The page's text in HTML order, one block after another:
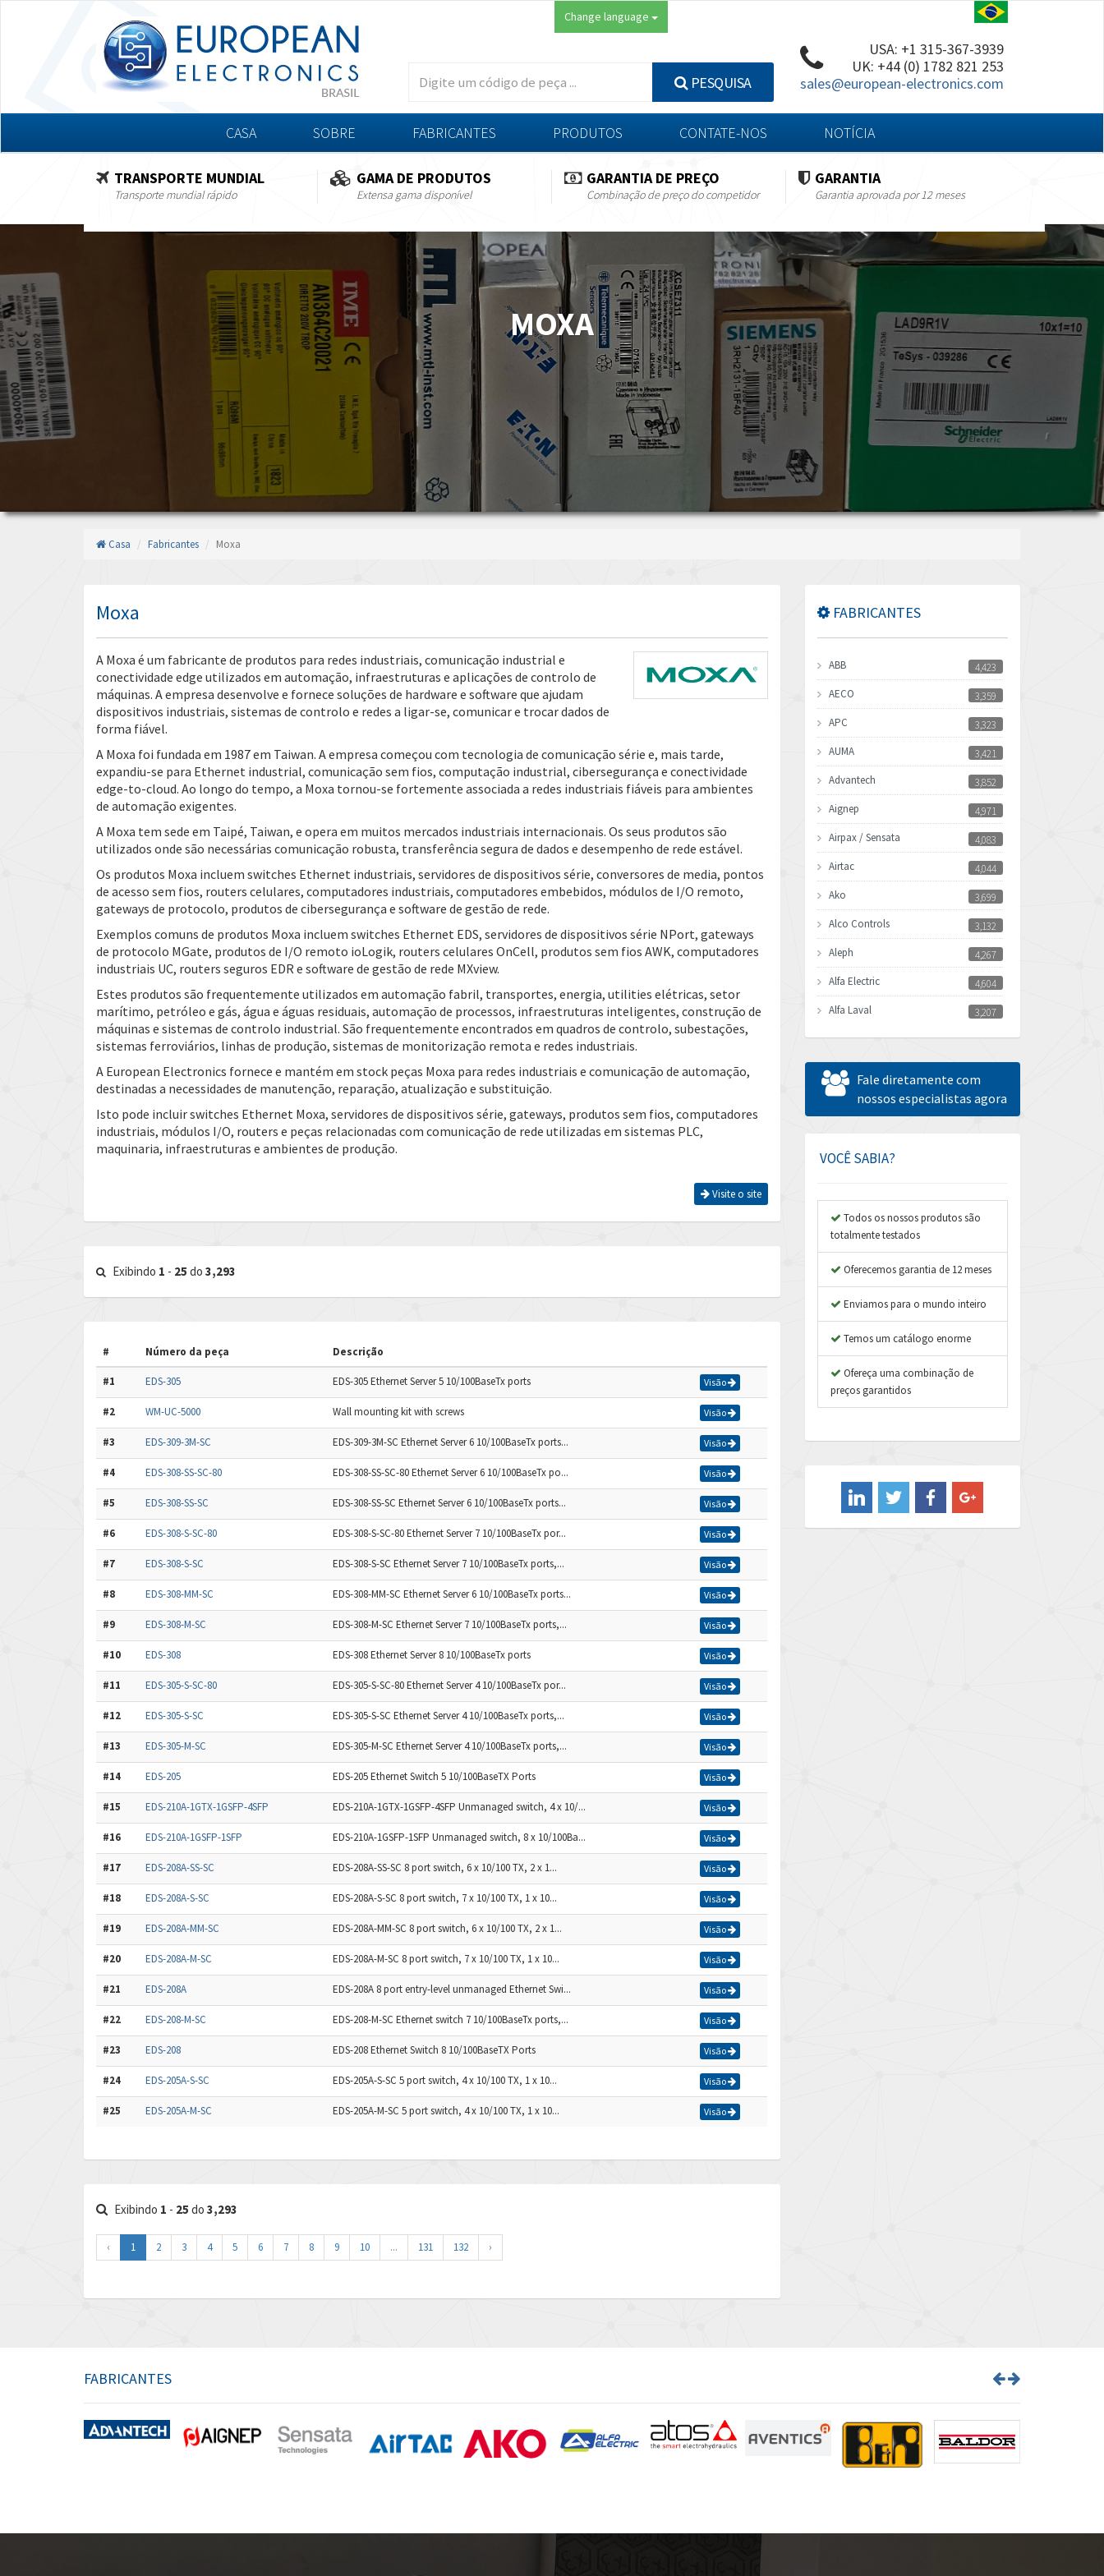
Change language
PESQUISA
USA: +1 315-367-3939
UK: +44 (0) 1782 821 253
sales@european-electronics.com
CASA SOBRE FABRICANTES PRODUTOS CONTATE-NOS NOTÍCIA
TRANSPORTE MUNDIAL
Transporte mundial rápido
GAMA DE PRODUTOS
Extensa gama disponível
GARANTIA DE PREÇO
Combinação de preço do competidor
GARANTIA
Garantia aprovada por 12 meses
MOXA
Casa Fabricantes Moxa
Moxa
A Moxa é um fabricante de produtos para redes industriais, comunicação industrial e
conectividade edge utilizados em automação, infraestruturas e aplicações de controlo de
máquinas. A empresa desenvolve e fornece soluções de hardware e software que ajudam
dispositivos industriais, sistemas de controlo e redes a ligar-se, comunicar e trocar dados de
forma fiável.
A Moxa foi fundada em 1987 em Taiwan. A empresa começou com tecnologia de comunicação série e, mais tarde,
expandiu-se para Ethernet industrial, comunicação sem fios, computação industrial, cibersegurança e conectividade
edge-to-cloud. Ao longo do tempo, a Moxa tornou-se fortemente associada a redes industriais fiáveis para ambientes
de automação exigentes.
A Moxa tem sede em Taipé, Taiwan, e opera em muitos mercados industriais internacionais. Os seus produtos são
utilizados onde são necessárias comunicação robusta, transferência segura de dados e desempenho de rede estável.
Os produtos Moxa incluem switches Ethernet industriais, servidores de dispositivos série, conversores de media, pontos
de acesso sem fios, routers celulares, computadores industriais, computadores embebidos, módulos de I/O remoto,
gateways de protocolo, produtos de cibersegurança e software de gestão de rede.
Exemplos comuns de produtos Moxa incluem switches Ethernet EDS, servidores de dispositivos série NPort, gateways
de protocolo MGate, produtos de I/O remoto ioLogik, routers celulares OnCell, produtos sem fios AWK, computadores
industriais UC, routers seguros EDR e software de gestão de rede MXview.
Estes produtos são frequentemente utilizados em automação fabril, transportes, energia, utilities elétricas, setor
marítimo, petróleo e gás, água e águas residuais, automação de processos, infraestruturas inteligentes, construção de
máquinas e sistemas de controlo industrial. São frequentemente encontrados em quadros de controlo, subestações,
sistemas ferroviários, linhas de produção, sistemas de monitorização remota e redes industriais.
A European Electronics fornece e mantém em stock peças Moxa para redes industriais e comunicação de automação,
destinadas a necessidades de manutenção, reparação, atualização e substituição.
Isto pode incluir switches Ethernet Moxa, servidores de dispositivos série, gateways, produtos sem fios, computadores
industriais, módulos I/O, routers e peças relacionadas com comunicação de rede utilizadas em sistemas PLC,
maquinaria, infraestruturas e ambientes de produção.
Visite o site
Exibindo 1 - 25 do 3,293
# Número da peça Descrição
#1 EDS-305 EDS-305 Ethernet Server 5 10/100BaseTx ports Visão
#2 WM-UC-5000 Wall mounting kit with screws Visão
#3 EDS-309-3M-SC EDS-309-3M-SC Ethernet Server 6 10/100BaseTx ports... Visão
#4 EDS-308-SS-SC-80 EDS-308-SS-SC-80 Ethernet Server 6 10/100BaseTx po... Visão
#5 EDS-308-SS-SC EDS-308-SS-SC Ethernet Server 6 10/100BaseTx ports... Visão
#6 EDS-308-S-SC-80 EDS-308-S-SC-80 Ethernet Server 7 10/100BaseTx por... Visão
#7 EDS-308-S-SC EDS-308-S-SC Ethernet Server 7 10/100BaseTx ports,... Visão
#8 EDS-308-MM-SC EDS-308-MM-SC Ethernet Server 6 10/100BaseTx ports... Visão
#9 EDS-308-M-SC EDS-308-M-SC Ethernet Server 7 10/100BaseTx ports,... Visão
#10 EDS-308 EDS-308 Ethernet Server 8 10/100BaseTx ports Visão
#11 EDS-305-S-SC-80 EDS-305-S-SC-80 Ethernet Server 4 10/100BaseTx por... Visão
#12 EDS-305-S-SC EDS-305-S-SC Ethernet Server 4 10/100BaseTx ports,... Visão
#13 EDS-305-M-SC EDS-305-M-SC Ethernet Server 4 10/100BaseTx ports,... Visão
#14 EDS-205 EDS-205 Ethernet Switch 5 10/100BaseTX Ports Visão
#15 EDS-210A-1GTX-1GSFP-4SFP EDS-210A-1GTX-1GSFP-4SFP Unmanaged switch, 4 x 10/... Visão
#16 EDS-210A-1GSFP-1SFP EDS-210A-1GSFP-1SFP Unmanaged switch, 8 x 10/100Ba... Visão
#17 EDS-208A-SS-SC EDS-208A-SS-SC 8 port switch, 6 x 10/100 TX, 2 x 1... Visão
#18 EDS-208A-S-SC EDS-208A-S-SC 8 port switch, 7 x 10/100 TX, 1 x 10... Visão
#19 EDS-208A-MM-SC EDS-208A-MM-SC 8 port switch, 6 x 10/100 TX, 2 x 1... Visão
#20 EDS-208A-M-SC EDS-208A-M-SC 8 port switch, 7 x 10/100 TX, 1 x 10... Visão
#21 EDS-208A EDS-208A 8 port entry-level unmanaged Ethernet Swi... Visão
#22 EDS-208-M-SC EDS-208-M-SC Ethernet switch 7 10/100BaseTx ports,... Visão
#23 EDS-208 EDS-208 Ethernet Switch 8 10/100BaseTX Ports Visão
#24 EDS-205A-S-SC EDS-205A-S-SC 5 port switch, 4 x 10/100 TX, 1 x 10... Visão
#25 EDS-205A-M-SC EDS-205A-M-SC 5 port switch, 4 x 10/100 TX, 1 x 10... Visão
Exibindo 1 - 25 do 3,293
‹ 1 2 3 4 5 6 7 8 9 10 ... 131 132 ›
FABRICANTES
ABB
4,423
AECO
3,359
APC
3,323
AUMA
3,421
Advantech
3,852
Aignep
4,971
Airpax / Sensata
4,083
Airtac
4,044
Ako
3,699
Alco Controls
3,132
Aleph
4,267
Alfa Electric
4,604
Alfa Laval
3,207
Allen Bradley
4,665
Allen West
Amperite
4,219
Amplicon Liveline
Apex Dynamics
4,567
Asco Numatics
Atos
4,276
Autonics
4,747
Aventics
B&R
4,353
Baldor
Balluff
3,095
Banner
Barber Colman
4,438
Barksdale
3,856
Cabur
3,118
Canalplast
3,667
Cefco
3,821
Fale diretamente com
nossos especialistas agora
VOCÊ SABIA?
Todos os nossos produtos são
totalmente testados
Oferecemos garantia de 12 meses
Enviamos para o mundo inteiro
Temos um catálogo enorme
Ofereça uma combinação de
preços garantidos
FABRICANTES